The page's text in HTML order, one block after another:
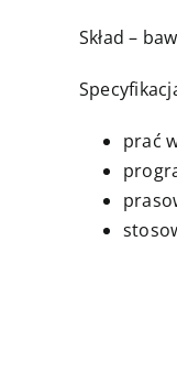
Skład –
prać